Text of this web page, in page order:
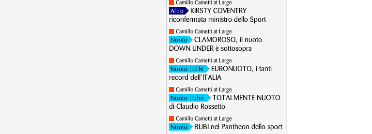
Camillo Cametti at Large
Altro
KIRSTY COVENTRY
riconfermata ministro dello Sport
Camillo Cametti at Large
Nuoto
CLAMOROSO, il nuoto
DOWN UNDER è sottosopra
Camillo Cametti at Large
Nuoto | LEN
EURONUOTO, i tanti
record dell’ITALIA
Camillo Cametti at Large
Nuoto | Libri
TOTALMENTE NUOTO
di Claudio Rossetto
Camillo Cametti at Large
Nuoto BUBI nel Pantheon dello sport